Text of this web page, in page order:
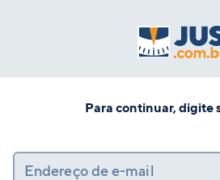
Para continuar, digite
Endereço de e-mail